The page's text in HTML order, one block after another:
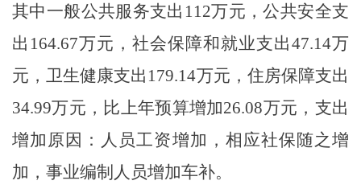
其中一般公共服务支出112万元，公共安全支
出164.67万元，社会保障和就业支出47.14万
元，卫生健康支出179.14万元，住房保障支出
34.99万元，比上年预算增加26.08万元，支出
增加原因：人员工资增加，相应社保随之增
加，事业编制人员增加车补。